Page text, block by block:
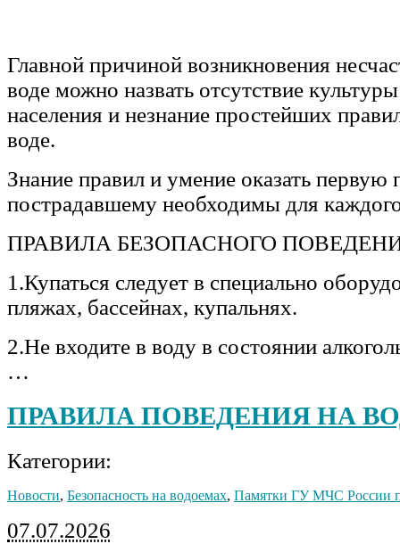
Главной причиной возникновения
воде можно назвать отсутствие
населения и незнание простейших
воде.
Знание правил и умение оказать
пострадавшему необходимы для
ПРАВИЛА БЕЗОПАСНОГО
1.Купаться следует в специально
пляжах, бассейнах, купальнях.
2.Не входите в воду в состоянии
…
ПРАВИЛА ПОВЕДЕНИЯ НА
Категории:
Новости, Безопасность на водоемах, Памятки ГУ МЧС России
07.07.2026